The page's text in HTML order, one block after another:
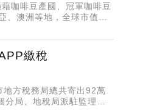
咖啡豆產國、冠軍咖啡豆
澳洲等地，全球市值超
繳稅
方稅務局總共寄出92萬
局、地稅局派駐監理單